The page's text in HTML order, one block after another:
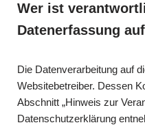
Wer ist
Datenerfassung
Die Datenverarbeitung auf
Websitebetreiber. Dessen
Abschnitt „Hinweis zur
Datenschutzerklärung